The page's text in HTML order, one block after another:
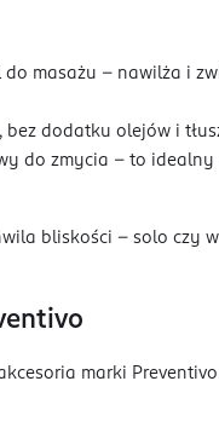
do masażu – nawilża i
dodatku olejów i
do zmycia – to
bliskości – solo czy
marki